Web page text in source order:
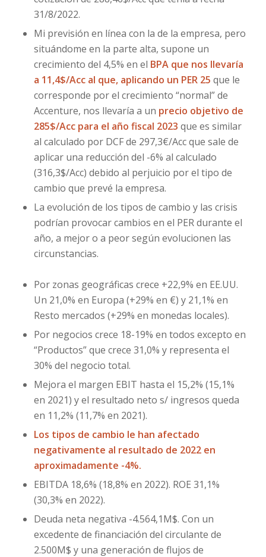
31/8/2022.
Mi previsión en línea con la de la empresa, pero
situándome en la parte alta, supone un
crecimiento del 4,5% en el BPA que nos llevaría
a 11,4$/Acc al que, aplicando un PER 25 que le
corresponde por el crecimiento “normal” de
Accenture, nos llevaría a un precio objetivo de
285$/Acc para el año fiscal 2023 que es similar
al calculado por DCF de 297,3€/Acc que sale de
aplicar una reducción del -6% al calculado
(316,3$/Acc) debido al perjuicio por el tipo de
cambio que prevé la empresa.
La evolución de los tipos de cambio y las crisis
podrían provocar cambios en el PER durante el
año, a mejor o a peor según evolucionen las
circunstancias.
Por zonas geográficas crece +22,9% en EE.UU.
Un 21,0% en Europa (+29% en €) y 21,1% en
Resto mercados (+29% en monedas locales).
Por negocios crece 18-19% en todos excepto en
“Productos” que crece 31,0% y representa el
30% del negocio total.
Mejora el margen EBIT hasta el 15,2% (15,1%
en 2021) y el resultado neto s/ ingresos queda
en 11,2% (11,7% en 2021).
Los tipos de cambio le han afectado
negativamente al resultado de 2022 en
aproximadamente -4%.
EBITDA 18,6% (18,8% en 2022). ROE 31,1%
(30,3% en 2022).
Deuda neta negativa -4.564,1M$. Con un
excedente de financiación del circulante de
2.500M$ y una generación de flujos de